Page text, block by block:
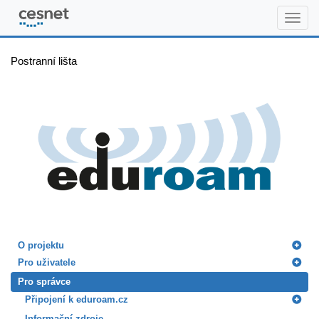
Postranní lišta
O projektu
Pro uživatele
Pro správce
Připojení k eduroam.cz